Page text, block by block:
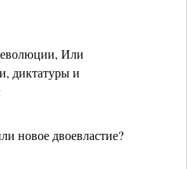
Или
диктатуры и
новое двоевластие?